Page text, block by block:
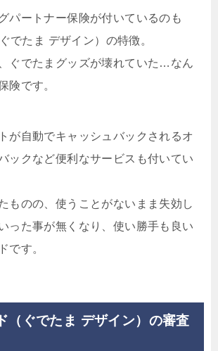
パートナー保険が付いているのも
でたま デザイン）の特徴。
ぐでたまグッズが壊れていた…なん
険です。
が自動でキャッシュバックされるオ
ックなど便利なサービスも付いてい
ものの、使うことがないまま失効し
った事が無くなり、使い勝手も良い
です。
（ぐでたま デザイン）の審査